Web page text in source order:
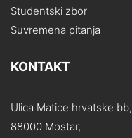
Studentski zbor
Suvremena pitanja
KONTAKT
Ulica Matice hrvatske bb,
88000 Mostar,